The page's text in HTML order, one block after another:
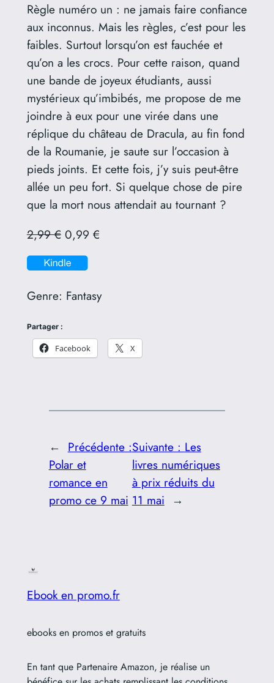
Règle numéro un : ne jamais faire confiance
aux inconnus. Mais les règles, c’est pour les
faibles. Surtout lorsqu’on est fauchée et
qu’on a les crocs. Pour cette raison, quand
une bande de joyeux étudiants, aussi
mystérieux qu’imbibés, me propose de me
joindre à eux pour une virée dans une
réplique du château de Dracula, au fin fond
de la Roumanie, je saute sur l’occasion à
pieds joints. Et cette fois, j’y suis peut-être
allée un peu fort. Si quelque chose de pire
que la mort nous attendait au tournant ?
2,99 €0,99 €
Genre: Fantasy
Partager :
Facebook X
← Précédente :
Polar et
romance en
promo ce 9 mai
Suivante : Les
livres numériques
à prix réduits du
11 mai →
Ebook en promo.fr
ebooks en promos et gratuits
En tant que Partenaire Amazon, je réalise un